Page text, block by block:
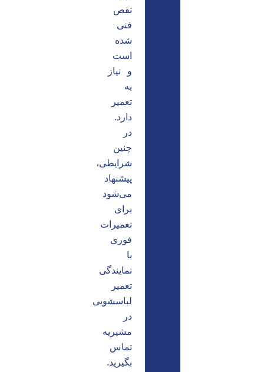
نقص
فنی
شده
است
و نیاز
به
تعمیر
دارد.
در
چنین
شرایطی،
پیشنهاد
می‌شود
برای
تعمیرات
فوری
با
نمایندگی
تعمیر
لباسشویی
در
مشیریه
تماس
بگیرید.